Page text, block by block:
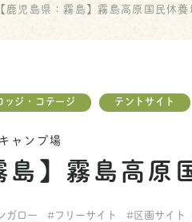
【鹿児島県：霧島】霧島高原国民休養
ッジ・コテージ テントサイト
ャンプ場
島】霧島高原
ガロー #フリーサイト #区画サイト